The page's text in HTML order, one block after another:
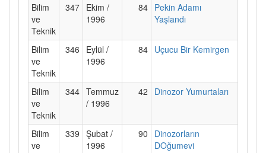
Bilim
ve
Teknik
347 Ekim /
1996
84 Pekin Adamı
Yaşlandı
Bilim
ve
Teknik
346
Eylül /
1996
84 Uçucu Bir Kemirgen
Bilim
ve
Teknik
344 Temmuz
/ 1996
42 Dinozor Yumurtaları
Bilim
ve
339 Şubat /
1996
90
Dinozorların
DOğumevi